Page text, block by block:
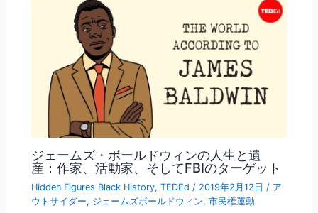
ジェームズ・ボールドウィンの人生と遺
産：作家、活動家、そしてFBIのターゲット
Hidden Figures Black History,TEDEd / 2019年2月12日 / ア
ウトサイダー, ジェームズボールドウィン,市民権運動